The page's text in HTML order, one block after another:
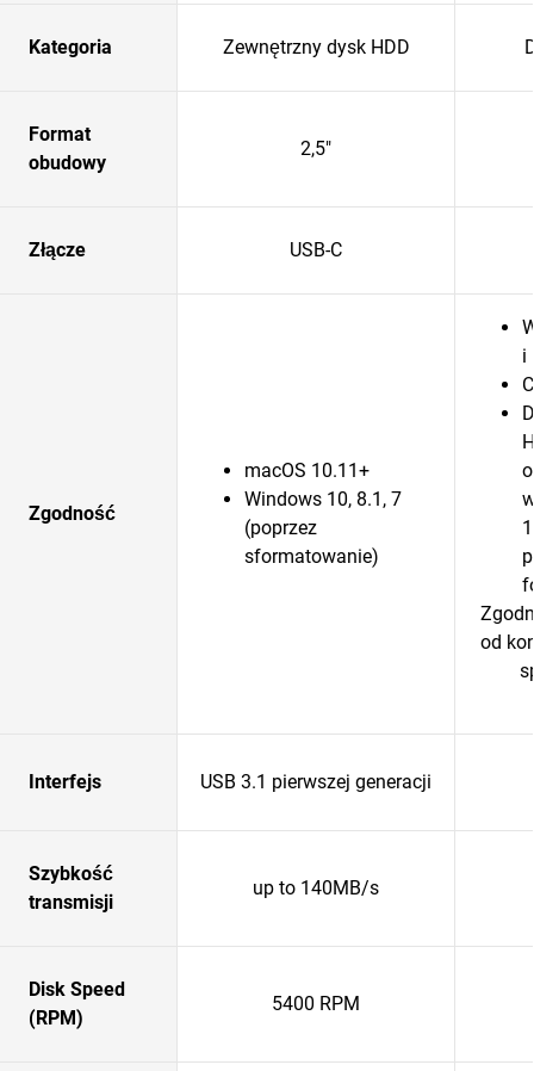
Kategoria Zewnętrzny dysk HDD
Format
obudowy
2,5"
Złącze USB-C
Zgodność
macOS 10.11+
Windows 10, 8.1, 7
(poprzez
sformatowanie)
i
od
Interfejs USB 3.1 pierwszej generacji
Szybkość
transmisji
up to 140MB/s
Disk Speed
(RPM)
5400 RPM